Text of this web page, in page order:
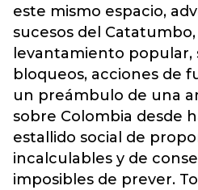
este mismo espacio,
sucesos del
levantamiento popular,
bloqueos, acciones de
un preámbulo de una
sobre Colombia desde
estallido social de
incalculables y de
imposibles de prever.